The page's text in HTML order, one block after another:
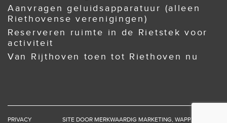
Aanvragen geluidsapparatuur (alleen
Riethovense verenigingen)
Reserveren ruimte in de Rietstek voor
activiteit
Van Rijthoven toen tot Riethoven nu
PRIVACY SITE DOOR MERKWAARDIG MARKETING, WAPPZ